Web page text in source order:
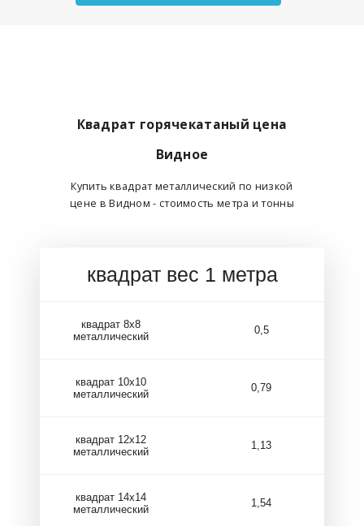
Квадрат горячекатаный цена
Видное
Купить квадрат металлический по низкой
цене в Видном - стоимость метра и тонны
квадрат вес 1 метра
квадрат 8х8
металлический
0,5
квадрат 10х10
металлический
0,79
квадрат 12х12
металлический
1,13
квадрат 14х14
металлический
1,54